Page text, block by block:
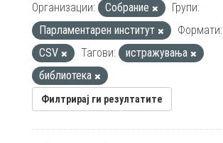
Организации: Собрание
Групи:
Парламентарен институт
Формати:
CSV
Тагови:
истражувања
библиотека
Филтрирај ги резултатите